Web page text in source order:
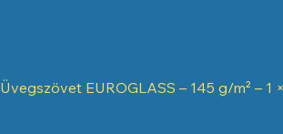
Üvegszövet EUROGLASS – 145 g/m² – 1